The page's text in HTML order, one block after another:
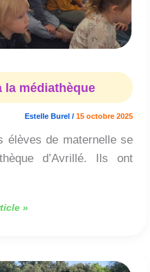
la médiathèque
Estelle Burel / 15 octobre 2025
élèves de maternelle se
d’Avrillé. Ils ont
»